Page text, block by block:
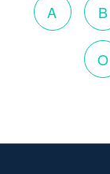
A B
O